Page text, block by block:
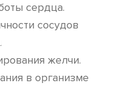
сердца.
сосудов
желчи.
в организме